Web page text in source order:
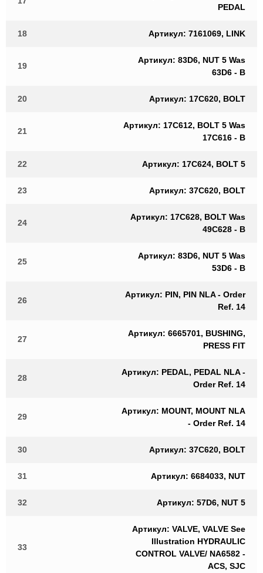
PEDAL
18 Артикул: 7161069, LINK
19
Артикул: 83D6, NUT 5 Was
63D6 - B
20 Артикул: 17C620, BOLT
21
Артикул: 17C612, BOLT 5 Was
17C616 - B
22 Артикул: 17C624, BOLT 5
23 Артикул: 37C620, BOLT
24
Артикул: 17C628, BOLT Was
49C628 - B
25
Артикул: 83D6, NUT 5 Was
53D6 - B
26
Артикул: PIN, PIN NLA - Order
Ref. 14
27
Артикул: 6665701, BUSHING,
PRESS FIT
28
Артикул: PEDAL, PEDAL NLA -
Order Ref. 14
29
Артикул: MOUNT, MOUNT NLA
- Order Ref. 14
30 Артикул: 37C620, BOLT
31 Артикул: 6684033, NUT
32 Артикул: 57D6, NUT 5
33
Артикул: VALVE, VALVE See
Illustration HYDRAULIC
CONTROL VALVE/ NA6582 -
ACS, SJC